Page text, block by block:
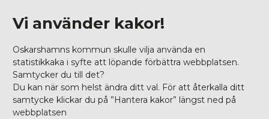
Vi använder kakor!
Oskarshamns kommun skulle vilja använda en
statistikkaka i syfte att löpande förbättra webbplatsen.
Samtycker du till det?
Du kan när som helst ändra ditt val. För att återkalla ditt
samtycke klickar du på ”Hantera kakor” längst ned på
webbplatsen